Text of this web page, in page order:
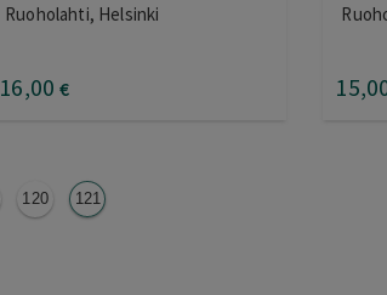
Ruoholahti, Helsinki
16,00 € 15
120 121